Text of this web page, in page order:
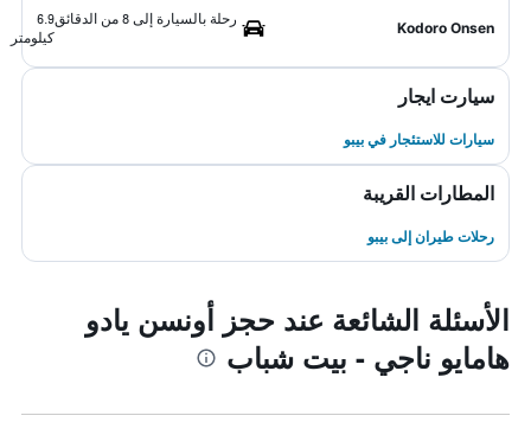
Kodoro Onsen
رحلة بالسيارة إلى 8 من الدقائق
6.9
كيلومتر
سيارت ايجار
سيارات للاستئجار في بيبو
المطارات القريبة
رحلات طيران إلى بيبو
الأسئلة الشائعة عند حجز أونسن يادو
هامايو ناجي - بيت شباب